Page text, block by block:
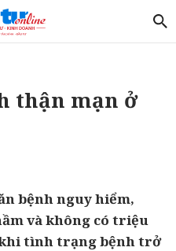
thận mạn ở
bệnh nguy hiểm,
và không có triệu
tình trạng bệnh trở